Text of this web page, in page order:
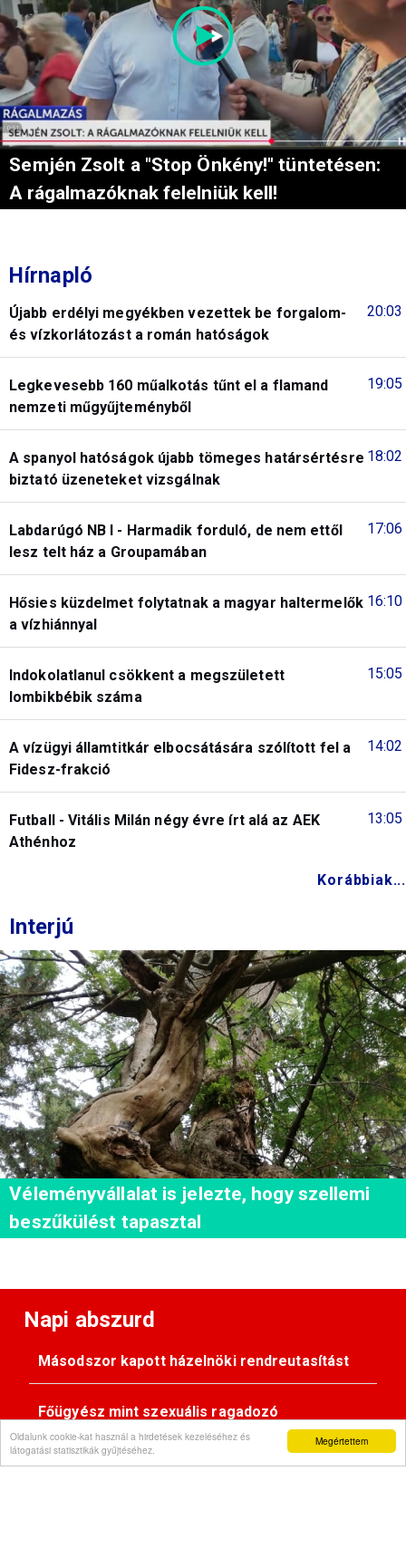
Megértettem
Oldalunk cookie-kat használ a hirdetések kezeléséhez és
látogatási statisztikák gyűjtéséhez.
Semjén Zsolt a "Stop Önkény!" tüntetésen:
A rágalmazóknak felelniük kell!
Hírnapló
20:03
Újabb erdélyi megyékben vezettek be forgalom-
és vízkorlátozást a román hatóságok
19:05
Legkevesebb 160 műalkotás tűnt el a flamand
nemzeti műgyűjteményből
18:02
A spanyol hatóságok újabb tömeges határsértésre
biztató üzeneteket vizsgálnak
17:06
Labdarúgó NB I - Harmadik forduló, de nem ettől
lesz telt ház a Groupamában
16:10
Hősies küzdelmet folytatnak a magyar haltermelők
a vízhiánnyal
15:05
Indokolatlanul csökkent a megszületett
lombikbébik száma
14:02
A vízügyi államtitkár elbocsátására szólított fel a
Fidesz-frakció
13:05
Futball - Vitális Milán négy évre írt alá az AEK
Athénhoz
Korábbiak...
Interjú
Véleményvállalat is jelezte, hogy szellemi
beszűkülést tapasztal
Napi abszurd
Másodszor kapott házelnöki rendreutasítást
Főügyész mint szexuális ragadozó
Pimasz önkényúr